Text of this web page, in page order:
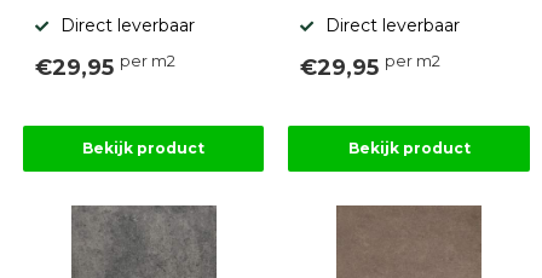
Direct leverbaar
€29,95 per m2
Bekijk product
Direct leverbaar
€29,95 per m2
Bekijk product